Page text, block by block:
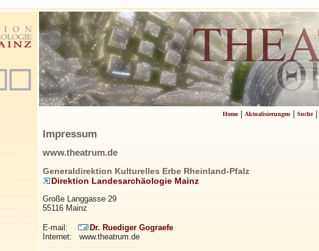
Home| Aktualisierungen| Suche|
Impressum
www.theatrum.de
Generaldirektion Kulturelles Erbe Rheinland-Pfalz
Direktion Landesarchäologie Mainz
Große Langgasse 29
55116 Mainz
E-mail:
Dr. Ruediger Gograefe
Internet: www.theatrum.de